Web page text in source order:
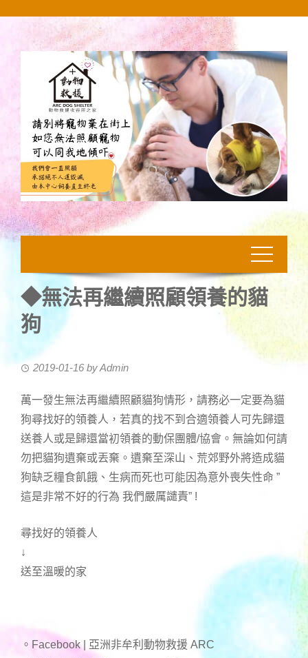
◆無法再繼續照顧領養的貓
狗
2019-01-16 byAdmin
萬一發生無法再繼續照顧貓狗情形，請務必一定要為貓
狗尋找好的領養人，若真的找不到合適領養人可先歸還
送養人或是歸還當初領養的動保團體/協會。無論如何請
勿把貓狗遺棄或丟棄。遺棄至深山、荒郊野外將造成貓
狗缺乏糧食飢餓、生病而死也可能因為意外喪失性命 ”
這是非常不好的行為 我們嚴厲譴責” !
尋找好的領養人
↓
送至溫暖的家
。Facebook | 亞洲非牟利動物救援 ARC